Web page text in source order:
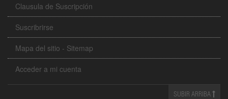
Clausula de Suscripción
Suscribrirse
Mapa del sitio - Sitemap
Acceder a mi cuenta
SUBIR ARRIBA